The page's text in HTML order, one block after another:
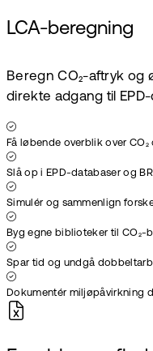
LCA-beregning
Beregn CO₂-aftryk og
direkte adgang til
Få løbende overblik over
Slå op i EPD-databaser og
Simulér og sammenlign
Byg egne biblioteker til
Spar tid og undgå
Dokumentér miljøpåvirkning